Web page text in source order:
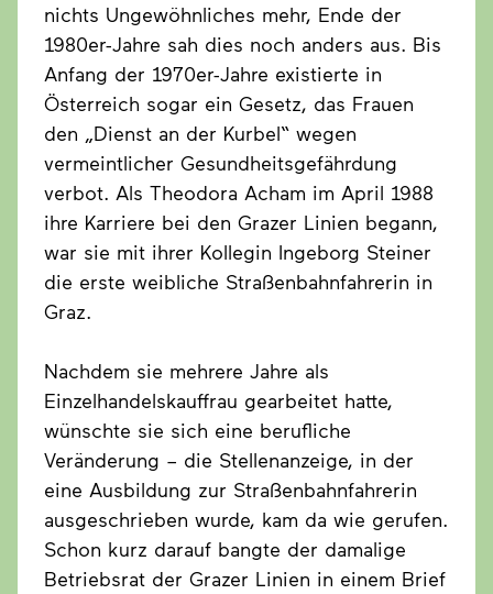
nichts Ungewöhnliches mehr, Ende der
1980er-Jahre sah dies noch anders aus. Bis
Anfang der 1970er-Jahre existierte in
Österreich sogar ein Gesetz, das Frauen
den „Dienst an der Kurbel“ wegen
vermeintlicher Gesundheitsgefährdung
verbot. Als Theodora Acham im April 1988
ihre Karriere bei den Grazer Linien begann,
war sie mit ihrer Kollegin Ingeborg Steiner
die erste weibliche Straßenbahnfahrerin in
Graz.
Nachdem sie mehrere Jahre als
Einzelhandelskauffrau gearbeitet hatte,
wünschte sie sich eine berufliche
Veränderung – die Stellenanzeige, in der
eine Ausbildung zur Straßenbahnfahrerin
ausgeschrieben wurde, kam da wie gerufen.
Schon kurz darauf bangte der damalige
Betriebsrat der Grazer Linien in einem Brief